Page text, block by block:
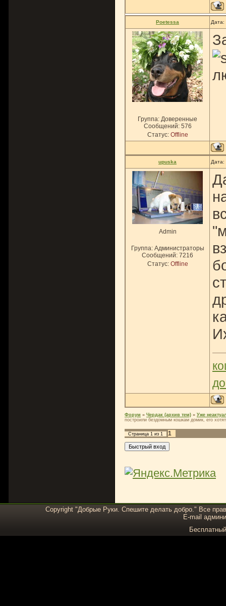
Poetessa Дата:
Группа: Доверенные
Сообщений: 576
Статус: Offline
upuska Дата:
Admin
Группа: Администраторы
Сообщений: 7216
Статус: Offline
Форум » Чердак (архив тем) » Уже
построили бездомным кошкам домик, его
Страница 1 из 1 1
Copyright "Добрые Руки. Спешите делать добро." Все
E-mail